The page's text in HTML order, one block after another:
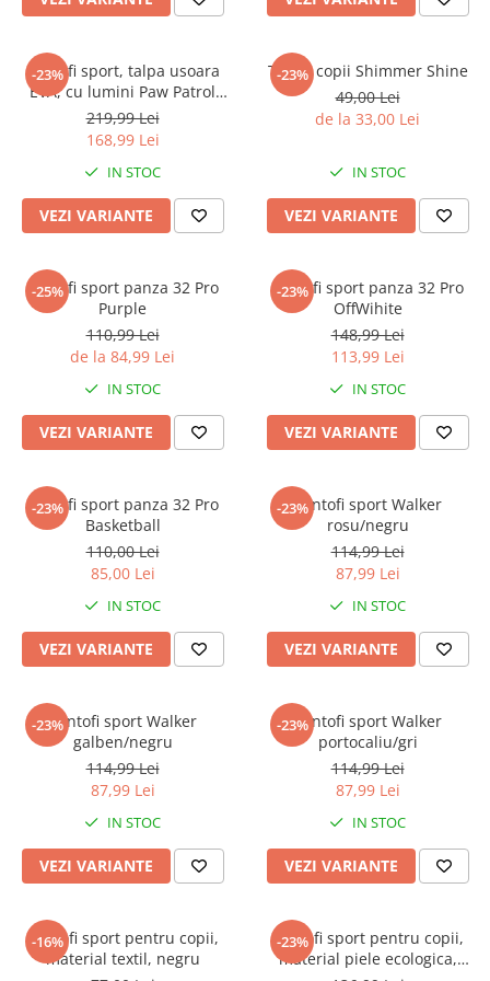
Faro
La casa de papel
Minnie Mouse Disney
Perletti
The Grinch
Gabby's Dollhouse
Beyblade
Captain Tsubasa
44 Cats
Superman
Captain america
Bakugan
Liga Dreptatii
Buzz Lightyear
My Little Pony
Planes
EplusM
Tom & Jerry
Transformers
Top Wings
Incaltaminte baieti
Ghete si cizme baieti
Pantofi baieti
Papuci si slapi baieti
Sandale baieti
Shimmer Shine
Sofia Intai
FC Barcelona
Red Bull Racing
OEM
Lady Bug
Powerpuff Girls
VAMPIRINA
Zhu Zhu Pets
Super Wings
Disney Elena din Avalor
Pusheen
Marvel
Monsters Inc.
La casa de papel
Nasa
Kids Euroswan
Rainbow High
Garfield
Nightmare before Christmas
EplusM
Perletti
Arditex
-23%
Pantofi sport, talpa usoara
EVA, cu lumini Paw Patrol
Chase și Marshall
219,99 Lei
168,99 Lei
IN STOC
VEZI VARIANTE
-23%
Tenisi copii Shimmer Shine
49,00 Lei
de la 33,00 Lei
IN STOC
VEZI VARIANTE
-25%
Pantofi sport panza 32 Pro
Purple
110,99 Lei
de la 84,99 Lei
IN STOC
VEZI VARIANTE
-23%
Pantofi sport panza 32 Pro
OffWihite
148,99 Lei
113,99 Lei
IN STOC
VEZI VARIANTE
-23%
Pantofi sport panza 32 Pro
Basketball
110,00 Lei
85,00 Lei
IN STOC
VEZI VARIANTE
-23%Pantofi sport Walker
rosu/negru
114,99 Lei
87,99 Lei
IN STOC
VEZI VARIANTE
-23%Pantofi sport Walker
galben/negru
114,99 Lei
87,99 Lei
IN STOC
VEZI VARIANTE
-23%Pantofi sport Walker
portocaliu/gri
114,99 Lei
87,99 Lei
IN STOC
VEZI VARIANTE
-16%
Pantofi sport pentru copii,
material textil, negru
-23%
Pantofi sport pentru copii,
material piele ecologica,